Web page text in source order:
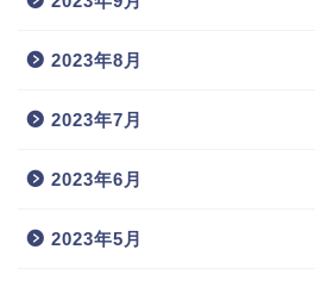
2023年8月
2023年7月
2023年6月
2023年5月